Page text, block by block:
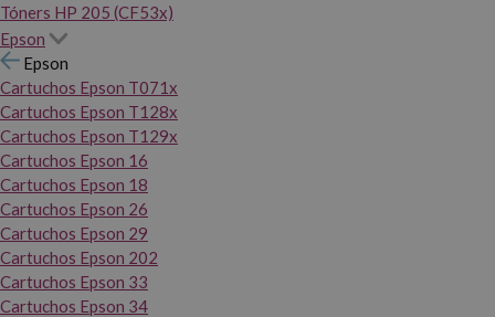
Tóners HP 205 (CF53x)
Epson
Epson
Cartuchos Epson T071x
Cartuchos Epson T128x
Cartuchos Epson T129x
Cartuchos Epson 16
Cartuchos Epson 18
Cartuchos Epson 26
Cartuchos Epson 29
Cartuchos Epson 202
Cartuchos Epson 33
Cartuchos Epson 34